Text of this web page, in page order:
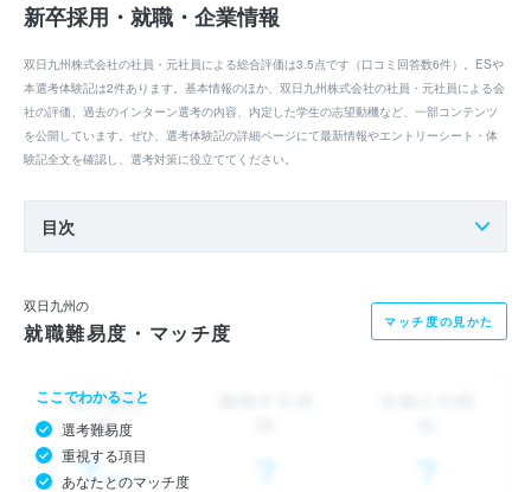
新卒採用・就職・企業情報
双日九州株式会社の社員・元社員による総合評価は3.5点です（口コミ回答数6件）。ESや
本選考体験記は2件あります。基本情報のほか、双日九州株式会社の社員・元社員による会
社の評価、過去のインターン選考の内容、内定した学生の志望動機など、一部コンテンツ
を公開しています。ぜひ、選考体験記の詳細ページにて最新情報やエントリーシート・体
験記全文を確認し、選考対策に役立ててください。
目次
双日九州の
就職難易度・マッチ度 マッチ度の見かた
ここでわかること
選考難易度
重視する項目
あなたとのマッチ度